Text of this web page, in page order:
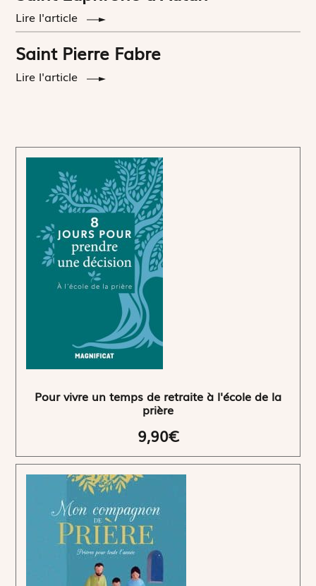
Lire l'article
Saint Pierre Fabre
Lire l'article
Pour vivre un temps de retraite à l'école de la
prière
9,90€